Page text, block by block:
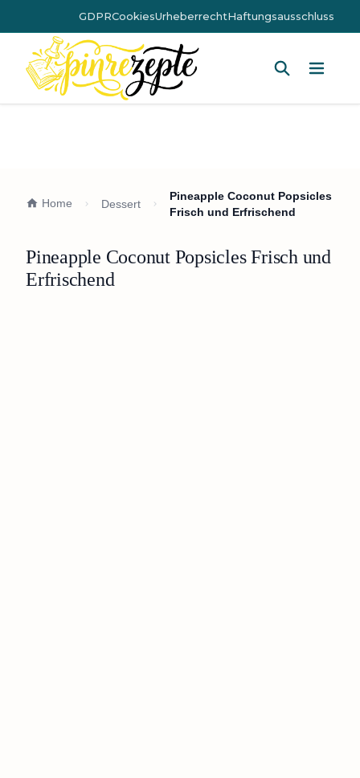
GDPRCookiesUrheberrechtHaftungsausschluss
Home Dessert
Pineapple Coconut Popsicles
Frisch und Erfrischend
Pineapple Coconut Popsicles Frisch und
Erfrischend